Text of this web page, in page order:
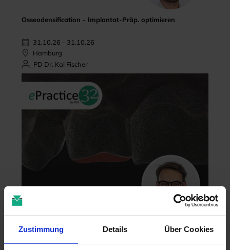
Zustimmung Details Über Cookies
Osseodensification - Implantat-Präp. optimieren
31.10.26 - 31.10.26
Hamburg
PD Dr. Kai Fischer
04.11.26 - 04.11.26